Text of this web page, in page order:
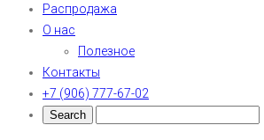
Распродажа
О нас
Полезное
Контакты
+7 (906) 777-67-02